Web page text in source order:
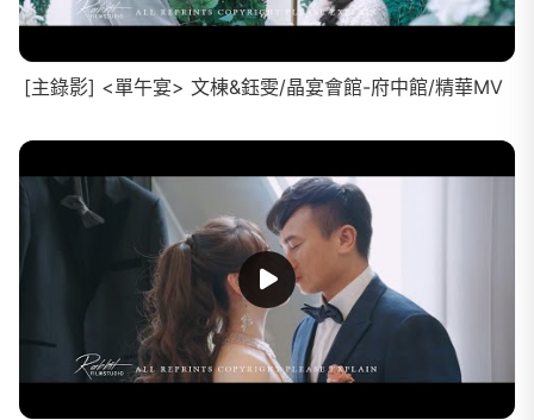
[主錄影] <單午宴> 文棟&鈺雯/晶宴會館-府中館/精華MV